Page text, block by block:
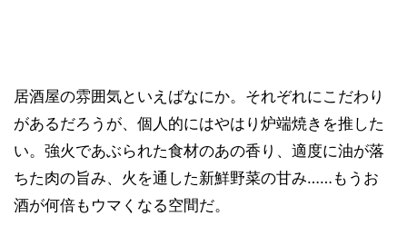
居酒屋の雰囲気といえばなにか。それぞれにこだわり
があるだろうが、個人的にはやはり炉端焼きを推した
い。強火であぶられた食材のあの香り、適度に油が落
ちた肉の旨み、火を通した新鮮野菜の甘み……もうお
酒が何倍もウマくなる空間だ。